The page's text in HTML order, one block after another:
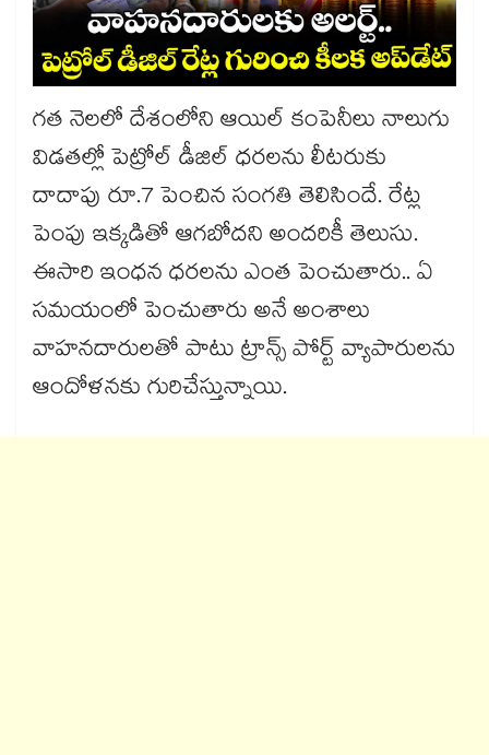
గత నెలలో దేశంలోని ఆయిల్ కంపెనీలు నాలుగు
విడతల్లో పెట్రోల్ డీజిల్ ధరలను లీటరుకు
దాదాపు రూ.7 పెంచిన సంగతి తెలిసిందే. రేట్ల
పెంపు ఇక్కడితో ఆగబోదని అందరికీ తెలుసు.
ఈసారి ఇంధన ధరలను ఎంత పెంచుతారు.. ఏ
సమయంలో పెంచుతారు అనే అంశాలు
వాహనదారులతో పాటు ట్రాన్స్ పోర్ట్ వ్యాపారులను
ఆందోళనకు గురిచేస్తున్నాయి.